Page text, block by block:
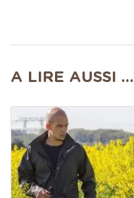
A LIRE AUSSI ...